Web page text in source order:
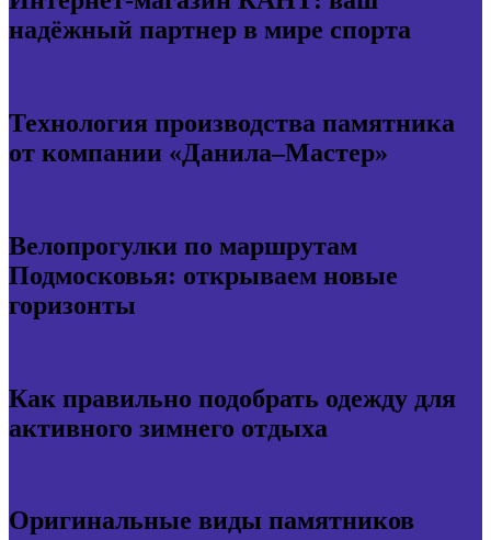
надёжный партнер в мире спорта
Технология производства памятника
от компании «Данила–Мастер»
Велопрогулки по маршрутам
Подмосковья: открываем новые
горизонты
Как правильно подобрать одежду для
активного зимнего отдыха
Оригинальные виды памятников